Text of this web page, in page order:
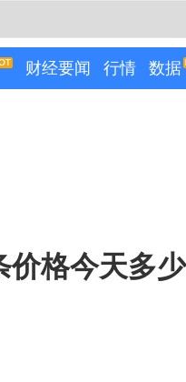
财经要闻 行情 数据
格今天多